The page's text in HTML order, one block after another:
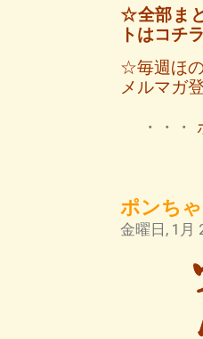
☆全部ま
トはコチ
☆毎週ほ
メルマガ
・・・
ポンち
金曜日, 1月